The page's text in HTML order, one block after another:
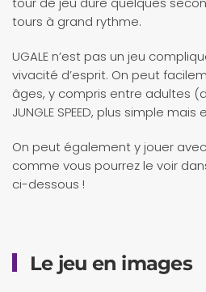
tours à grand rythme.
UGALE n’est pas un jeu
vivacité d’esprit. On peut
âges, y compris entre adultes
JUNGLE SPEED, plus simple
On peut également y jouer
comme vous pourrez le voir
ci-dessous !
Le jeu en images